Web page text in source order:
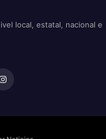
local, estatal, nacional e